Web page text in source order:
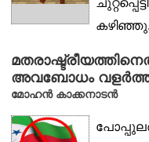
അവബോധം
മോഹൻ കാക്കനാടൻ